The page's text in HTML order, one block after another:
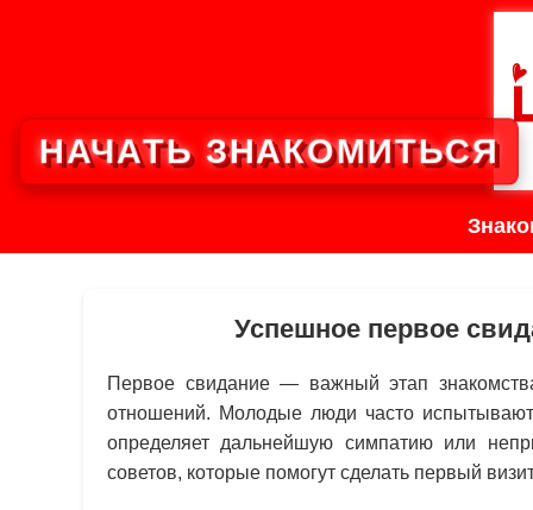
Успешное первое
Первое свидание — важный этап
отношений. Молодые люди часто
определяет дальнейшую симпатию или
советов, которые помогут сделать первый
НАЧАТЬ ЗНАКОМИТЬСЯ